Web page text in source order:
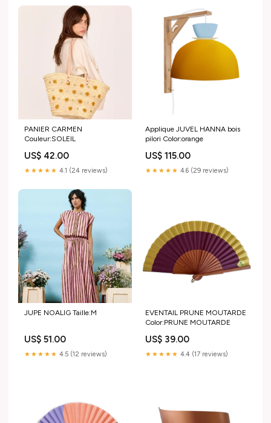
PANIER CARMEN
Couleur:SOLEIL
US$ 42.00
★★★★★ 4.1 (24 reviews)
Applique JUVEL HANNA bois
pilori Color:orange
US$ 115.00
★★★★★ 4.6 (29 reviews)
JUPE NOALIG Taille:M
US$ 51.00
★★★★★ 4.5 (12 reviews)
EVENTAIL PRUNE MOUTARDE
Color:PRUNE MOUTARDE
US$ 39.00
★★★★★ 4.4 (17 reviews)